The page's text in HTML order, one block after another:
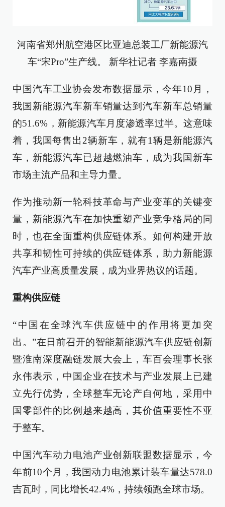
河南省郑州航空港区比亚迪总装工厂新能源汽
车“宋Pro”生产线。 新华社记者 李嘉南摄
中国汽车工业协会发布数据显示，今年10月，
我国新能源汽车新车销量达到汽车新车总销量
的51.6%，新能源汽车月度渗透率过半。这意味
着，我国每售出2辆新车，就有1辆是新能源汽
车，新能源汽车已超越燃油车，成为我国新车
市场主流产品和主导力量。
作为推动新一轮科技革命与产业变革的关键变
量，新能源汽车在加快重塑产业竞争格局的同
时，也在全面重构供应链体系。如何构建开放
共享和韧性可持续的供应链体系，助力新能源
汽车产业高质量发展，成为业界热议的话题。
重构供应链
“中国在全球汽车供应链中的作用将更加突
出。”在日前召开的智能新能源汽车供应链创新
暨淮南深度融链发展大会上，车百会理事长张
永伟表示，中国企业在技术与产业发展上已建
立先行优势，全球整车无论产自何地，采用中
国零部件的比例越来越高，其价值重要性不亚
于整车。
中国汽车动力电池产业创新联盟数据显示，今
年前10个月，我国动力电池累计装车量达578.0
吉瓦时，同比增长42.4%，持续领跑全球市场。